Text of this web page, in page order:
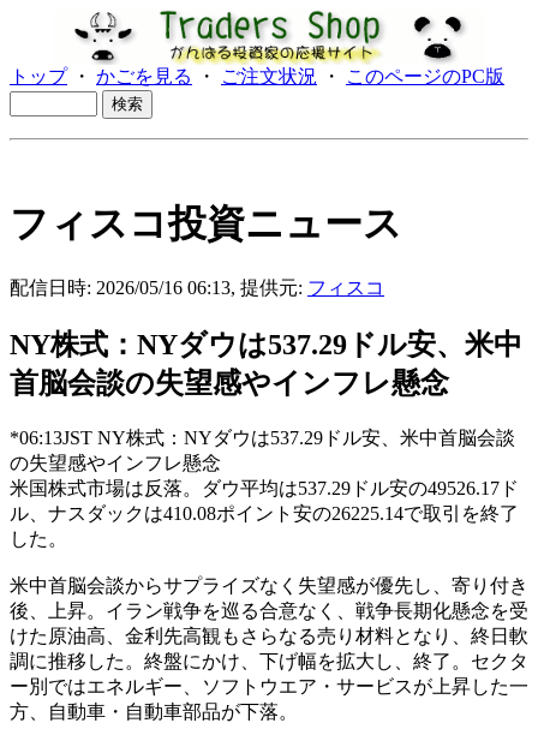
トップ・ かごを見る ・ ご注文状況 ・ このページのPC版
フィスコ投資ニュース
配信日時: 2026/05/16 06:13, 提供元: フィスコ
NY株式：NYダウは537.29ドル安、米中
首脳会談の失望感やインフレ懸念
*06:13JST NY株式：NYダウは537.29ドル安、米中首脳会談
の失望感やインフレ懸念
米国株式市場は反落。ダウ平均は537.29ドル安の49526.17ド
ル、ナスダックは410.08ポイント安の26225.14で取引を終了
した。
米中首脳会談からサプライズなく失望感が優先し、寄り付き
後、上昇。イラン戦争を巡る合意なく、戦争長期化懸念を受
けた原油高、金利先高観もさらなる売り材料となり、終日軟
調に推移した。終盤にかけ、下げ幅を拡大し、終了。セクタ
ー別ではエネルギー、ソフトウエア・サービスが上昇した一
方、自動車・自動車部品が下落。